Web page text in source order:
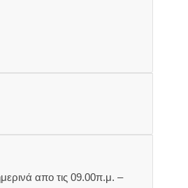
απο τις 09.00π.μ. –